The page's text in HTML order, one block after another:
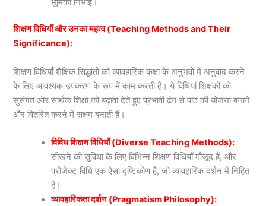
शिक्षण विधियाँ और उनका महत्व (Teaching Methods and Their
Significance):
शिक्षण विधियाँ शैक्षिक सिद्धांतों को व्यावहारिक कक्षा के अनुभवों में अनुवाद करने
के लिए आवश्यक उपकरण के रूप में काम करती हैं। ये विधियां शिक्षकों को
सुसंगत और सार्थक शिक्षा को बढ़ावा देते हुए प्रभावी ढंग से पाठ की योजना बनाने
और वितरित करने में सक्षम बनाती हैं।
विविध शिक्षण विधियाँ (Diverse Teaching Methods):
सीखने की सुविधा के लिए विभिन्न शिक्षण विधियाँ मौजूद हैं, और
प्रोजेक्ट विधि एक ऐसा दृष्टिकोण है, जो व्यावहारिक दर्शन में निहित
है।
व्यावहारिकता दर्शन (Pragmatism Philosophy):